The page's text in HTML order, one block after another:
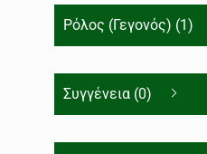
Ρόλος (Γεγονός) (1)
Συγγένεια (0)